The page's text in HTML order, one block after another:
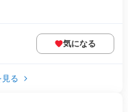
気になる
る